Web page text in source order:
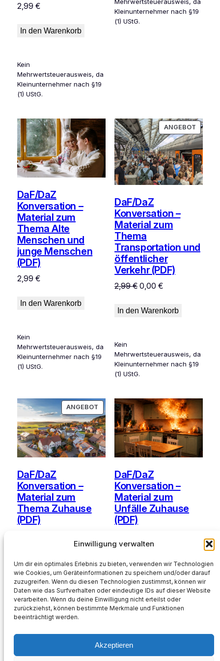
Einwilligung verwalten
Um dir ein optimales Erlebnis zu bieten, verwenden wir Technologien
wie Cookies, um Geräteinformationen zu speichern und/oder darauf
zuzugreifen. Wenn du diesen Technologien zustimmst, können wir
Daten wie das Surfverhalten oder eindeutige IDs auf dieser Website
verarbeiten. Wenn du deine Einwilligung nicht erteilst oder
zurückziehst, können bestimmte Merkmale und Funktionen
beeinträchtigt werden.
Akzeptieren
2,99 €
In den Warenkorb
Kein
Mehrwertsteuerausweis, da
Kleinunternehmer nach §19
(1) UStG.
Kleinunternehmer nach §19
(1) UStG.
DaF/DaZ
Konversation –
Material zum
Thema Alte
Menschen und
junge Menschen
(PDF)
2,99 €
In den Warenkorb
Kein
Mehrwertsteuerausweis, da
Kleinunternehmer nach §19
(1) UStG.
ANGEBOT
IM
DaF/DaZ
Konversation –
Material zum
Thema
Transportation und
öffentlicher
Verkehr (PDF)
2,99€ Ursprünglicher
war:
0,00€Aktueller
ist:
In den Warenkorb
Kein
Mehrwertsteuerausweis, da
Kleinunternehmer nach §19
(1) UStG.
ANGEBOT PRODUKT
IM
ANGEBOT
DaF/DaZ
Konversation –
Material zum
Thema Zuhause
(PDF)
war:
2,99 €
Preis
ist:
0,00 €.
In den Warenkorb
Kein
Mehrwertsteuerausweis, da
Kleinunternehmer nach §19
DaF/DaZ
Konversation –
Material zum
Unfälle Zuhause
(PDF)
In den Warenkorb
Kein
Mehrwertsteuerausweis, da